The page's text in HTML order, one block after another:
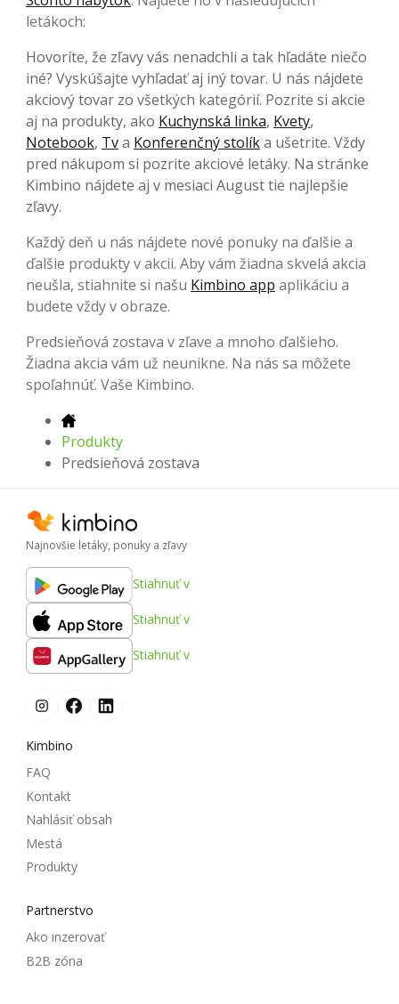
letákoch:
Hovoríte, že zľavy vás nenadchli a tak hľadáte niečo
iné? Vyskúšajte vyhľadať aj iný tovar. U nás nájdete
akciový tovar zo všetkých kategórií. Pozrite si akcie
aj na produkty, ako Kuchynská linka, Kvety,
Notebook, Tva Konferenčný stolíka ušetrite. Vždy
pred nákupom si pozrite akciové letáky. Na stránke
Kimbino nájdete aj v mesiaci August tie najlepšie
zľavy.
Každý deň u nás nájdete nové ponuky na ďalšie a
ďalšie produkty v akcii. Aby vám žiadna skvelá akcia
neušla, stiahnite si našu Kimbino app aplikáciu a
budete vždy v obraze.
Predsieňová zostava v zľave a mnoho ďalšieho.
Žiadna akcia vám už neunikne. Na nás sa môžete
spoľahnúť. Vaše Kimbino.
Produkty
Predsieňová zostava
Najnovšie letáky, ponuky a zľavy
Stiahnuť v
Stiahnuť v
Stiahnuť v
Kimbino
FAQ
Kontakt
Nahlásiť obsah
Mestá
Produkty
Partnerstvo
Ako inzerovať
B2B zóna